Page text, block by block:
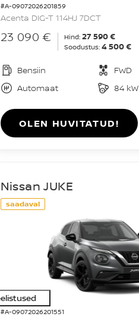
#A-09072026201859
Acenta DIG-T 114HJ 7DCT
23 090 € Hind: 27 590 €
Soodustus: 4 500 €
Bensiin
FWD
Automaat
84 kW
OLEN HUVITATUD!
saadaval
#A-09072026201551
Nissan JUKE